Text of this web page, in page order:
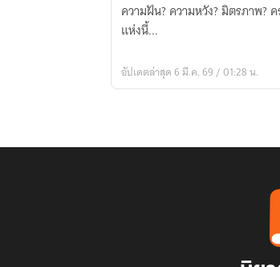
มี
HP
Mp
ความฝัน? ความหวัง? มิตรภาพ? ครอบครัว? ทุกสิ่งทุกอย่างมีมัดร
แห่งนี้...
อัปเดตล่าสุด 6 มี.ค. 69 / 01:28 น.